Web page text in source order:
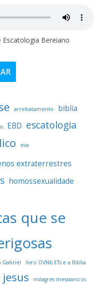
Bereiano
arrebatamento
biblia
EBD escatologia
eva
extraterrestres
homossexualidade
que se
Gabriel livro OVNIs ETs e a Bíblia
milagres messianicos